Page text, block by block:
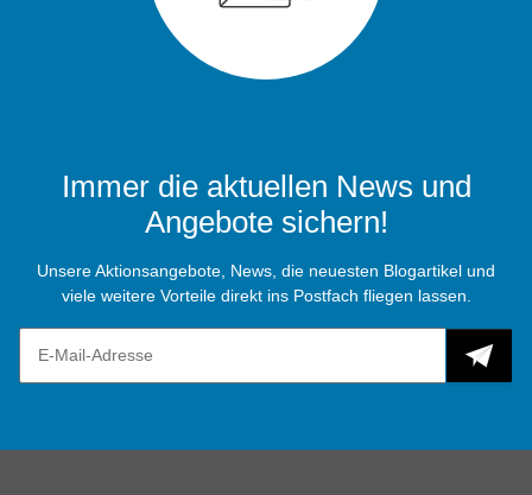
Immer die aktuellen News und
Angebote sichern!
Unsere Aktionsangebote, News, die neuesten Blogartikel und
viele weitere Vorteile direkt ins Postfach fliegen lassen.